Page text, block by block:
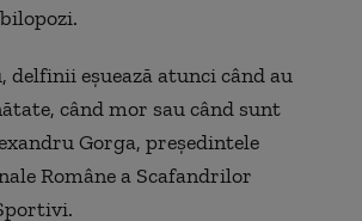
delfinii eşuează atunci când au
când mor sau când sunt
Gorga, preşedintele
Române a Scafandrilor